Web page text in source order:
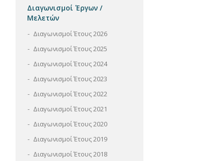
Διαγωνισμοί Έργων /
Μελετών
Διαγωνισμοί Έτους 2026
Διαγωνισμοί Έτους 2025
Διαγωνισμοί Έτους 2024
Διαγωνισμοί Έτους 2023
Διαγωνισμοί Έτους 2022
Διαγωνισμοί Έτους 2021
Διαγωνισμοί Έτους 2020
Διαγωνισμοί Έτους 2019
Διαγωνισμοί Έτους 2018